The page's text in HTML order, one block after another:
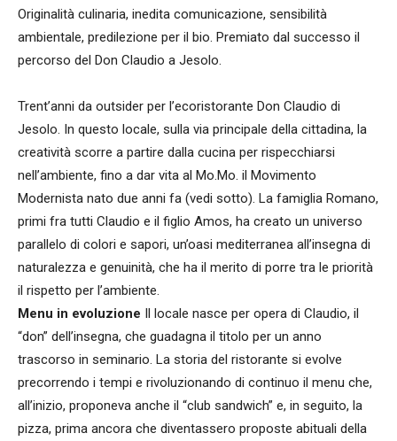
Originalità culinaria, inedita comunicazione, sensibilità
ambientale, predilezione per il bio. Premiato dal successo il
percorso del Don Claudio a Jesolo.
Trent’anni da outsider per l’ecoristorante Don Claudio di
Jesolo. In questo locale, sulla via principale della cittadina, la
creatività scorre a partire dalla cucina per rispecchiarsi
nell’ambiente, fino a dar vita al Mo.Mo. il Movimento
Modernista nato due anni fa (vedi sotto). La famiglia Romano,
primi fra tutti Claudio e il figlio Amos, ha creato un universo
parallelo di colori e sapori, un’oasi mediterranea all’insegna di
naturalezza e genuinità, che ha il merito di porre tra le priorità
il rispetto per l’ambiente.
Menu in evoluzione Il locale nasce per opera di Claudio, il
“don” dell’insegna, che guadagna il titolo per un anno
trascorso in seminario. La storia del ristorante si evolve
precorrendo i tempi e rivoluzionando di continuo il menu che,
all’inizio, proponeva anche il “club sandwich” e, in seguito, la
pizza, prima ancora che diventassero proposte abituali della